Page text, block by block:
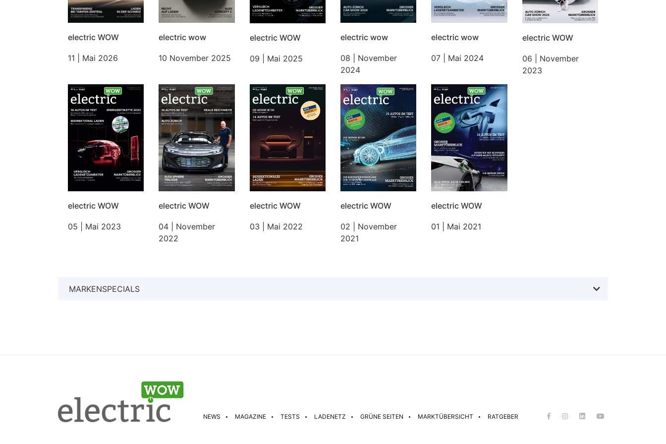
electric WOW
11 | Mai 2026
electric wow
10 November 2025
electric WOW
09 | Mai 2025
electric wow
08 | November
2024
electric wow
07 | Mai 2024
electric WOW
06 | November
2023
electric WOW
05 | Mai 2023
electric WOW
04 | November
2022
electric WOW
03 | Mai 2022
electric WOW
02 | November
2021
electric WOW
01 | Mai 2021
MARKENSPECIALS
NEWS MAGAZINE TESTS LADENETZ GRÜNE SEITEN MARKTÜBERSICHT RATGEBER